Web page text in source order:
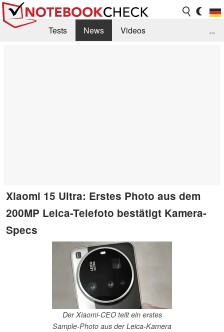
Tests News
Videos
...
Xiaomi 15 Ultra: Erstes Photo aus dem
200MP Leica-Telefoto bestätigt Kamera-
Specs
Der Xiaomi-CEO teilt ein erstes
Sample-Photo aus der Leica-Kamera